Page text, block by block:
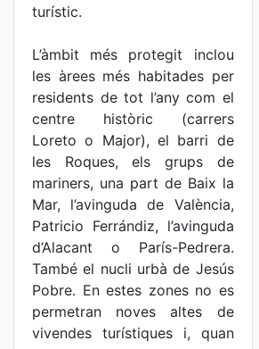
turístic.
L’àmbit més protegit inclou
les àrees més habitades per
residents de tot l’any com el
centre històric (carrers
Loreto o Major), el barri de
les Roques, els grups de
mariners, una part de Baix la
Mar, l’avinguda de València,
Patricio Ferrándiz, l’avinguda
d’Alacant o París-Pedrera.
També el nucli urbà de Jesús
Pobre. En estes zones no es
permetran noves altes de
vivendes turístiques i, quan